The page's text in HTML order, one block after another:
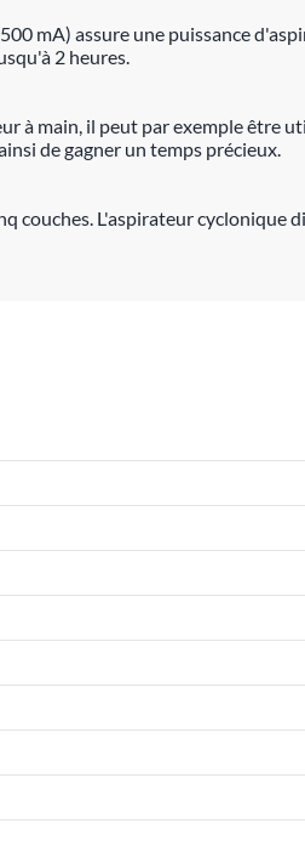
mA) assure une puissance
2 heures.
main, il peut par exemple être
de gagner un temps précieux.
couches. L'aspirateur